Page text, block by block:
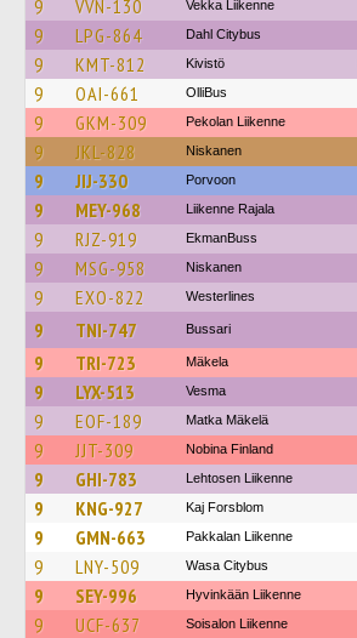
9 VVN-130 Vekka Liikenne
9 LPG-864 Dahl Citybus
9 KMT-812 Kivistö
9 OAI-661 OlliBus
9 GKM-309 Pekolan Liikenne
9 JKL-828 Niskanen
9 JIJ-330 Porvoon
9 MEY-968 Liikenne Rajala
9 RJZ-919 EkmanBuss
9 MSG-958 Niskanen
9 EXO-822 Westerlines
9 TNI-747 Bussari
9 TRI-723 Mäkela
9 LYX-513 Vesma
9 EOF-189 Matka Mäkelä
9 JJT-309 Nobina Finland
9 GHI-783 Lehtosen Liikenne
9 KNG-927 Kaj Forsblom
9 GMN-663 Pakkalan Liikenne
9 LNY-509 Wasa Citybus
9 SEY-996 Hyvinkään Liikenne
9 UCF-637 Soisalon Liikenne